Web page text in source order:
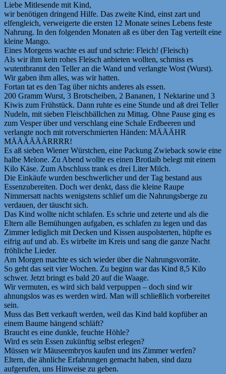
Liebe Mitlesende mit Kind,
wir benötigen dringend Hilfe. Das zweite Kind, einst zart und
elfengleich, verweigerte die ersten 12 Monate seines Lebens feste
Nahrung. In den folgenden Monaten aß es über den Tag verteilt eine
kleine Mango.
Eines Morgens wachte es auf und schrie: Fleich! (Fleisch)
Als wir ihm kein rohes Fleisch anbieten wollten, schmiss es
wutentbrannt den Teller an die Wand und verlangte Wost (Wurst).
Wir gaben ihm alles, was wir hatten.
Fortan tat es den Tag über nichts anderes als essen.
200 Gramm Wurst, 3 Brotscheiben, 2 Bananen, 1 Nektarine und 3
Kiwis zum Frühstück. Dann ruhte es eine Stunde und aß drei Teller
Nudeln, mit sieben Fleischbällchen zu Mittag. Ohne Pause ging es
zum Vesper über und verschlang eine Schale Erdbeeren und
verlangte noch mit rotverschmierten Händen: MÄÄÄHR
MÄÄÄÄÄÄRRRR!
Es aß sieben Wiener Würstchen, eine Packung Zwieback sowie eine
halbe Melone. Zu Abend wollte es einen Brotlaib belegt mit einem
Kilo Käse. Zum Abschluss trank es drei Liter Milch.
Die Einkäufe wurden beschwerlicher und der Tag bestand aus
Essenzubereiten. Doch wer denkt, dass die kleine Raupe
Nimmersatt nachts wenigstens schlief um die Nahrungsberge zu
verdauen, der täuscht sich.
Das Kind wollte nicht schlafen. Es schrie und zeterte und als die
Eltern alle Bemühungen aufgaben, es schlafen zu legen und das
Zimmer lediglich mit Decken und Kissen auspolsterten, hüpfte es
eifrig auf und ab. Es wirbelte im Kreis und sang die ganze Nacht
fröhliche Lieder.
Am Morgen machte es sich wieder über die Nahrungsvorräte.
So geht das seit vier Wochen. Zu beginn war das Kind 8,5 Kilo
schwer. Jetzt bringt es bald 20 auf die Waage.
Wir vermuten, es wird sich bald verpuppen – doch sind wir
ahnungslos was es werden wird. Man will schließlich vorbereitet
sein.
Muss das Bett verkauft werden, weil das Kind bald kopfüber an
einem Baume hängend schläft?
Braucht es eine dunkle, feuchte Höhle?
Wird es sein Essen zukünftig selbst erlegen?
Müssen wir Mäuseembryos kaufen und ins Zimmer werfen?
Eltern, die ähnliche Erfahrungen gemacht haben, sind dazu
aufgerufen, uns Hinweise zu geben.